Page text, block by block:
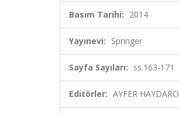
Basım Tarihi: 2014
Yayınevi: Springer
Sayfa Sayıları: ss.163-171
Editörler: AYFER